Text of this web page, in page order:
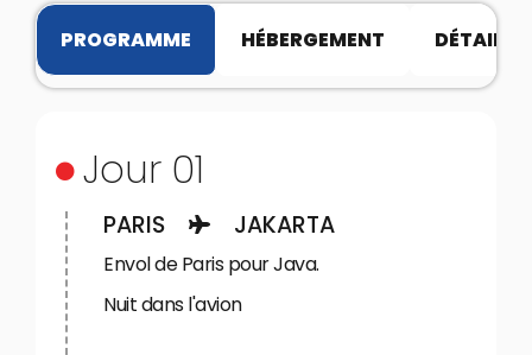
PROGRAMME HÉBERGEMENT DÉTAILS
Jour 01
PARIS JAKARTA
Envol de Paris pour Java.
Nuit dans l'avion